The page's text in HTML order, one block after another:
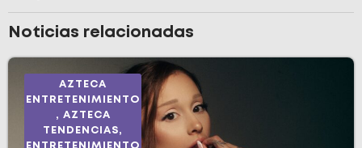
Noticias relacionadas
AZTECA
ENTRETENIMIENTO
, AZTECA
TENDENCIAS,
ENTRETENIMIENTO